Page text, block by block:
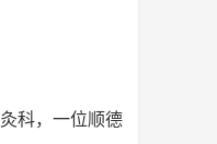
科，一位顺德